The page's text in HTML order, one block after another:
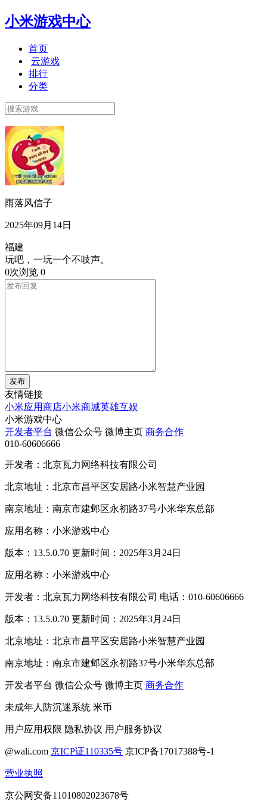
小米游戏中心
首页
云游戏
排行
分类
雨落风信子
2025年09月14日
福建
玩吧，一玩一个不吱声。
0次浏览 0
发布
友情链接
小米应用商店小米商城英雄互娱
小米游戏中心
开发者平台 微信公众号 微博主页 商务合作
010-60606666
开发者：北京瓦力网络科技有限公司
北京地址：北京市昌平区安居路小米智慧产业园
南京地址：南京市建邺区永初路37号小米华东总部
应用名称：小米游戏中心
版本：13.5.0.70 更新时间：2025年3月24日
应用名称：小米游戏中心
开发者：北京瓦力网络科技有限公司 电话：010-60606666
版本：13.5.0.70 更新时间：2025年3月24日
北京地址：北京市昌平区安居路小米智慧产业园
南京地址：南京市建邺区永初路37号小米华东总部
开发者平台 微信公众号 微博主页 商务合作
未成年人防沉迷系统 米币
用户应用权限 隐私协议 用户服务协议
@wali.com 京ICP证110335号 京ICP备17017388号-1
营业执照
京公网安备11010802023678号